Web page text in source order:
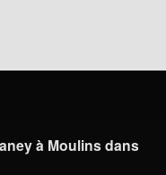
à Moulins dans